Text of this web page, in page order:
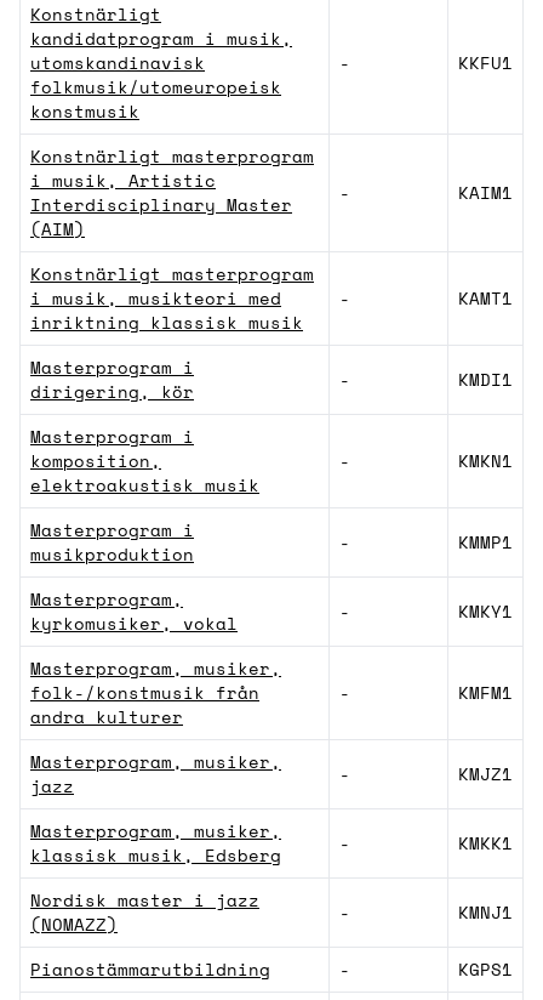
Konstnärligt
kandidatprogram i musik,
utomskandinavisk
folkmusik/utomeuropeisk
konstmusik
- KKFU1
Konstnärligt masterprogram
i musik, Artistic
Interdisciplinary Master
(AIM)
- KAIM1
Konstnärligt masterprogram
i musik, musikteori med
inriktning klassisk musik
- KAMT1
Masterprogram i
dirigering, kör
- KMDI1
Masterprogram i
komposition,
elektroakustisk musik
- KMKN1
Masterprogram i
musikproduktion
- KMMP1
Masterprogram,
kyrkomusiker, vokal
- KMKY1
Masterprogram, musiker,
folk-/konstmusik från
andra kulturer
- KMFM1
Masterprogram, musiker,
jazz
- KMJZ1
Masterprogram, musiker,
klassisk musik, Edsberg
- KMKK1
Nordisk master i jazz
(NOMAZZ)
- KMNJ1
Pianostämmarutbildning -
KGPS1